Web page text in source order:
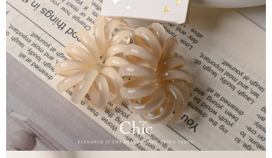
時審查核予不同之上限額度；若仍有額度不足之情形，本公司將視審查結果
請求用戶進行身份認證。
５．嚴禁一人註冊多個帳號或使用他人資訊註冊。若發現惡意使用之情形，
恩沛科技股份有限公司將有權停止該用戶之使用額度並採取法律行動。
付款後寶雅門市自取(由倉庫統一出貨)
每筆NT$80，滿NT$290(含以上)免運費